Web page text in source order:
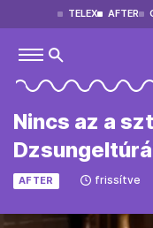
TELEX AFTER
Nincs az a
AFTER frissítve